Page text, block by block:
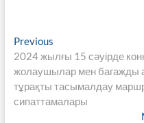
Навигация
по
записям
PreviousPrevious
post:
2024 жылғы 15 сәуірде
жолаушылар мен багажды
тұрақты тасымалдау
сипаттамалары